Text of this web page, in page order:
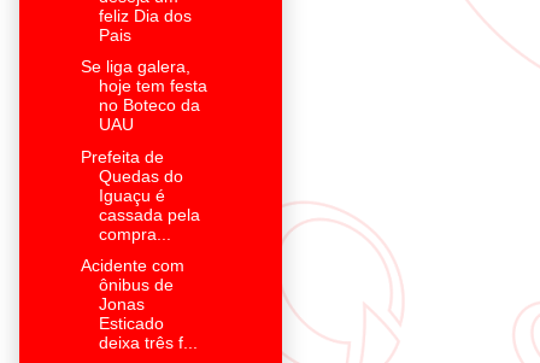
feliz Dia dos
Pais
Se liga galera,
hoje tem festa
no Boteco da
UAU
Prefeita de
Quedas do
Iguaçu é
cassada pela
compra...
Acidente com
ônibus de
Jonas
Esticado
deixa três f...